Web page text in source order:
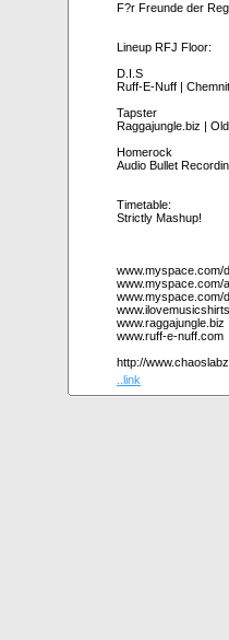
F?r Freunde der
Lineup RFJ Floor:
D.I.S
Ruff-E-Nuff |
Tapster
Raggajungle.biz |
Homerock
Audio Bullet
Timetable:
Strictly Mashup!
www.myspace.com/
www.myspace.com/
www.myspace.com/
www.raggajungle.biz
www.ruff-e-nuff.com
http://
..link